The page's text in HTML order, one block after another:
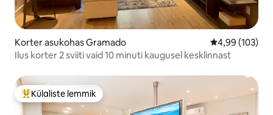
Korter asukohas Gramado Keskmine
4,99 (103)
Ilus korter 2 sviiti vaid 10 minuti kaugusel kesklinnast
Külaliste suur lemmik
Külaliste lemmik